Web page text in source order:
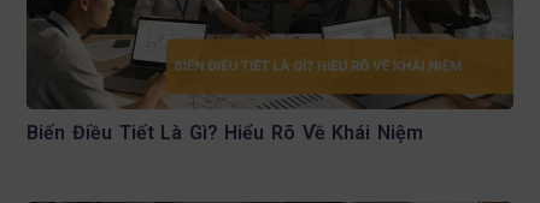
Biến Điều Tiết Là Gì? Hiểu Rõ Về Khái Niệm